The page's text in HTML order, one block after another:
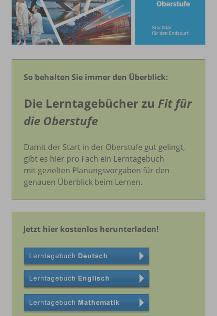
So behalten Sie immer den Überblick:
Die Lerntagebücher zu Fit für
die Oberstufe
Damit der Start in der Oberstufe gut gelingt,
gibt es hier pro Fach ein Lerntagebuch
mit gezielten Planungsvorgaben für den
genauen Überblick beim Lernen.
Jetzt hier kostenlos herunterladen!